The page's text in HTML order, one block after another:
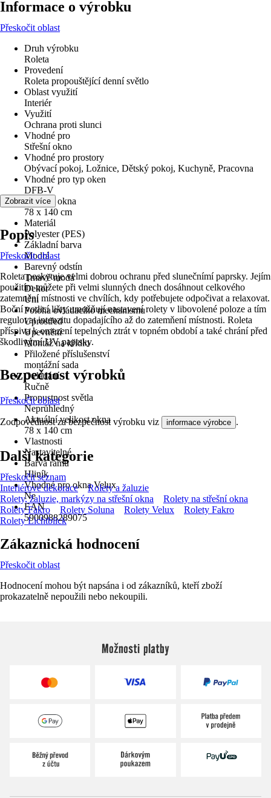
Informace o výrobku
Přeskočit oblast
Druh výrobku
Roleta
Provedení
Roleta propouštějící denní světlo
Oblast využití
Interiér
Využití
Ochrana proti slunci
Vhodné pro
Střešní okno
Vhodné pro prostory
Obývací pokoj, Ložnice, Dětský pokoj, Kuchyně, Pracovna
Vhodné pro typ oken
DFB-V
Velikost okna
78 x 140 cm
Materiál
Polyester (PES)
Základní barva
Modrá
Barevný odstín
Tmavě modá
Dekor
Uni
Poloha ovládacího mechanismu
Uprostřed
Upevnění
Montáž na křídlo
Přiložené příslušenství
montážní sada
Ovládání
Ručně
Propustnost světla
Neprůhledný
Aktuální velikost okna
78 x 140 cm
Vlastnosti
Nastavitelné
Barva rámu
Hliník
Vhodné pro okna Velux
Ne
EAN
5900988289075
Zobrazit více
Popis
Přeskočit oblast
Roleta poskytuje velmi dobrou ochranu před slunečnímí paprsky. Jejím
použitím můžete při velmi slunných dnech dosáhnout celkového
zatemnění místnosti ve chvílích, kdy potřebujete odpočivat a relaxovat.
Boční vodicí lišty umožňují nastavení rolety v libovolené poloze a tím
regulovat intenzitu dopadajícího až do zatemňení místnosti. Roleta
příspiva k omezení tepelných ztrát v topném období a také chrání před
škodlivýmí UV paprsky.
Bezpečnost výrobků
Přeskočit oblast
Zodpovědnost za bezpečnost výrobku viz informace výrobce .
Další kategorie
Přeskočit seznam
Interiérové dekorace
Rolety a žaluzie
Rolety, žaluzie, markýzy na střešní okna
Rolety na střešní okna
Rolety Fakro
Rolety Soluna Rolety Velux
Rolety Fakro
Rolety Lichtblick
Zákaznická hodnocení
Přeskočit oblast
Hodnocení mohou být napsána i od zákazníků, kteří zboží
prokazatelně nepoužili nebo nekoupili.
Možnosti platby